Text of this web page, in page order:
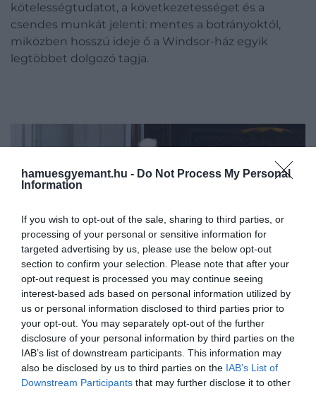
hamuesgyemant.hu - Do Not Process My Personal
Information
If you wish to opt-out of the sale, sharing to third parties, or
processing of your personal or sensitive information for
targeted advertising by us, please use the below opt-out
section to confirm your selection. Please note that after your
opt-out request is processed you may continue seeing
interest-based ads based on personal information utilized by
us or personal information disclosed to third parties prior to
your opt-out. You may separately opt-out of the further
disclosure of your personal information by third parties on the
IAB’s list of downstream participants. This information may
also be disclosed by us to third parties on the IAB’s List of
Downstream Participants that may further disclose it to other
kötelességtudatot, a következetességet és a
csendes munkát jelenti: mentes a botrányoktól,
miközben hosszú ideje ő a Windsor-ház egyik
legtöbbet dolgozó tagja.
Károly király, Kamilla királyné és Anna királyi hercegnő a
Buckingham-palota erkélyén
Fotó:Karwai Tang/WireImage